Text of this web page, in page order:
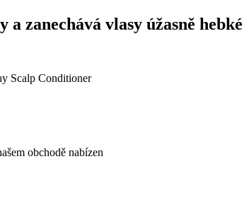
a zanechává vlasy úžasně hebké
Scalp Conditioner
obchodě nabízen